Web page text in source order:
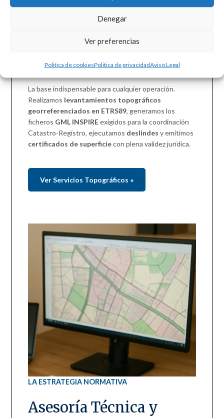
Denegar
Ver preferencias
Politica de cookiesPolitica de privacidadAviso Legal
EL FUNDAMENTO TÉCNICO
Topografía de Precisión
Legal
La base indispensable para cualquier operación.
Realizamos levantamientos topográficos
georreferenciados en ETRS89, generamos los
ficheros GML INSPIREexigidos para la coordinación
Catastro-Registro, ejecutamos deslindes y emitimos
certificados de superficiecon plena validez jurídica.
Ver Servicios Topográficos »
LA ESTRATEGIA NORMATIVA
Asesoría Técnica y